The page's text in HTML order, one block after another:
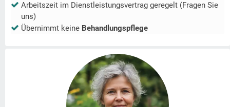
Arbeitszeit im Dienstleistungsvertrag geregelt (Fragen Sie
uns)
Übernimmt keine Behandlungspflege